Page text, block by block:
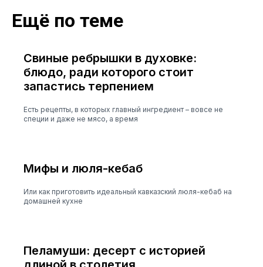
Ещё по теме
Свиные ребрышки в духовке:
блюдо, ради которого стоит
запастись терпением
Есть рецепты, в которых главный ингредиент – вовсе не
специи и даже не мясо, а время
Мифы и люля-кебаб
Или как приготовить идеальный кавказский люля-кебаб на
домашней кухне
Пеламуши: десерт с историей